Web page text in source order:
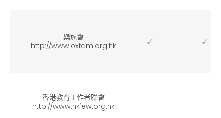
樂施會
http://www.oxfam.org.hk
√ √
香港教育工作者聯會
http://www.hkfew.org.hk